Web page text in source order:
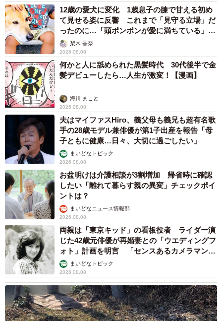
12歳の愛犬に変化 1歳息子の膝で甘える初め
て見せる姿に反響 これまで「見守る立場」だ
ったのに…「頭ポンポンが愛に満ちている」
「尊…」
梨木 香奈
2026.08.08
何かと人に舐められた黒髪時代 30代後半で金
髪デビューしたら…人生が激変！【漫画】
海川 まこと
2026.08.08
夫はマイファスHiro、義父母も義兄も超有名歌
手の28歳モデル兼俳優が第1子出産を報告「母
子ともに健康…日々、大切に過ごしたい」
まいどなトピック
2026.08.08
お盆明けは介護相談が3割増加 帰省時に確認
したい「離れて暮らす親の異変」チェックポイ
ントは？
まいどなニュース情報部
2026.08.08
両親は「東京キッド」の看板役者 ライダー演
じた42歳元俳優が再婚妻との「ウエディングフ
ォト」計画を明言 「センスあるカメラマン求
む」まいどなトピック
2026.08.08